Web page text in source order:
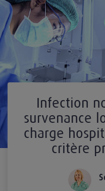
Infection
survenance
charge
critère